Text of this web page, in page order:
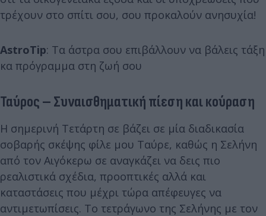
τρέχουν στο σπίτι σου, σου προκαλούν ανησυχία!
AstroTip: Τα άστρα σου επιβάλλουν να βάλεις τάξη
κα πρόγραμμα στη ζωή σου
Ταύρος – Συναισθηματική πίεση και κούραση
Η σημερινή Τετάρτη σε βάζει σε μία διαδικασία
σοβαρής σκέψης φίλε μου Ταύρε, καθώς η Σελήνη
από τον Αιγόκερω σε αναγκάζει να δεις πιο
ρεαλιστικά σχέδια, προοπτικές αλλά και
καταστάσεις που μέχρι τώρα απέφευγες να
αντιμετωπίσεις. Το τετράγωνο της Σελήνης με τον